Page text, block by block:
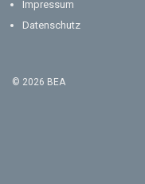
Impressum
Datenschutz
© 2026 BEA